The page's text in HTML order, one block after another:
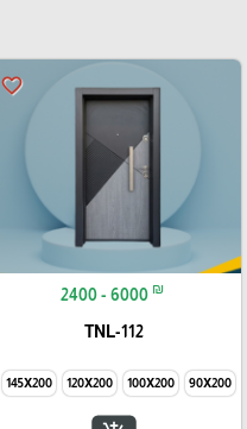
favorite_border
2400 - 6000 ₪
TNL-112
90X200
100X200
120X200
145X200